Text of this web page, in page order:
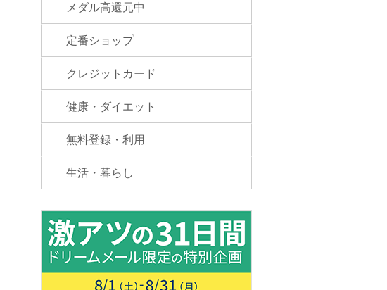
メダル高還元中
定番ショップ
クレジットカード
健康・ダイエット
無料登録・利用
生活・暮らし